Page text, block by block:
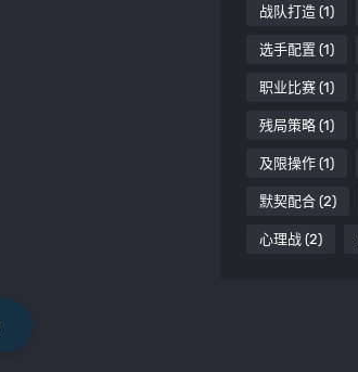
战队打造 (1)
选手配置 (1)
职业比赛 (1)
残局策略 (1)
及限操作 (1)
默契配合 (2)
心理战 (2)